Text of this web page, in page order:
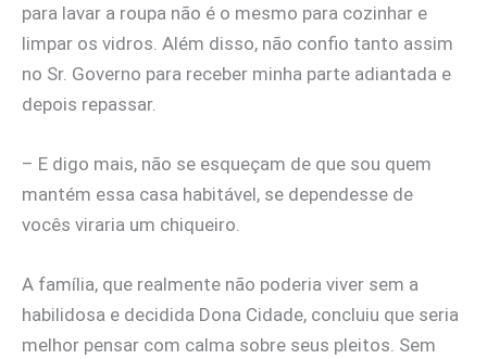
para lavar a roupa não é o mesmo para cozinhar e
limpar os vidros. Além disso, não confio tanto assim
no Sr. Governo para receber minha parte adiantada e
depois repassar.
– E digo mais, não se esqueçam de que sou quem
mantém essa casa habitável, se dependesse de
vocês viraria um chiqueiro.
A família, que realmente não poderia viver sem a
habilidosa e decidida Dona Cidade, concluiu que seria
melhor pensar com calma sobre seus pleitos. Sem